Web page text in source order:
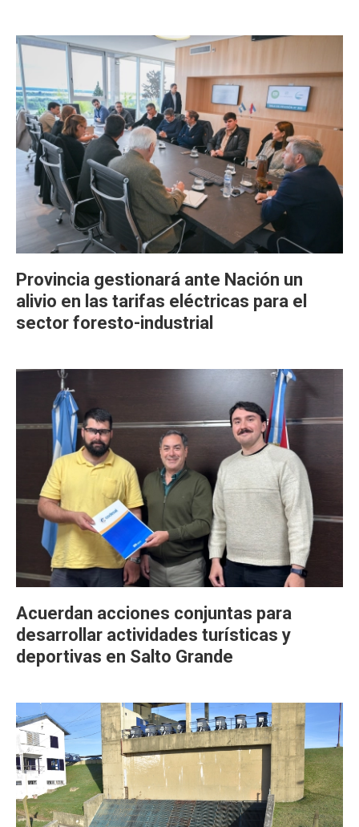
Provincia gestionará ante Nación un
alivio en las tarifas eléctricas para el
sector foresto-industrial
Acuerdan acciones conjuntas para
desarrollar actividades turísticas y
deportivas en Salto Grande